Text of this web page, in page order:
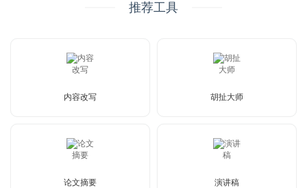
推荐工具
内容改写 胡扯大师
论文摘要 演讲稿